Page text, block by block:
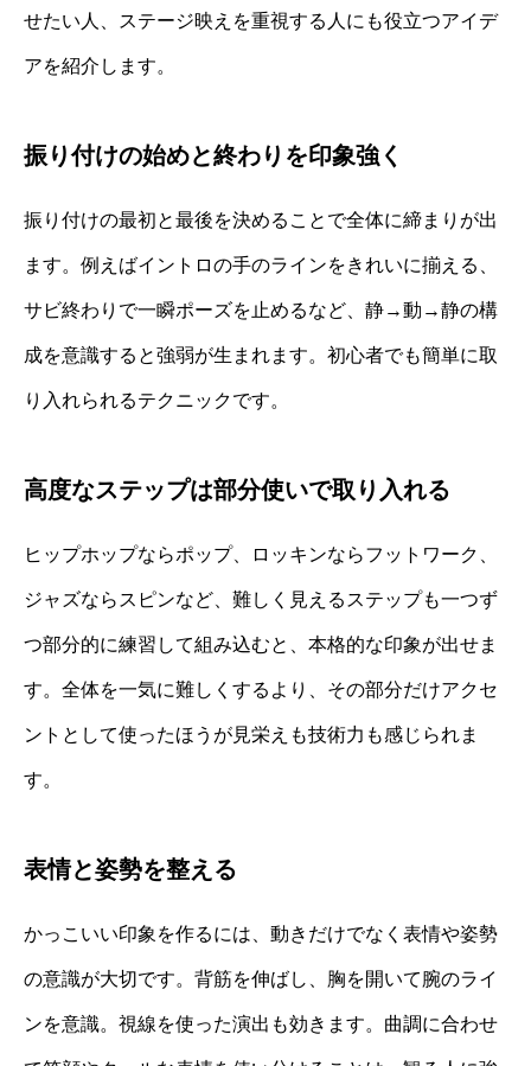
せたい人、ステージ映えを重視する人にも役立つアイデ
アを紹介します。
振り付けの始めと終わりを印象強く
振り付けの最初と最後を決めることで全体に締まりが出
ます。例えばイントロの手のラインをきれいに揃える、
サビ終わりで一瞬ポーズを止めるなど、静→動→静の構
成を意識すると強弱が生まれます。初心者でも簡単に取
り入れられるテクニックです。
高度なステップは部分使いで取り入れる
ヒップホップならポップ、ロッキンならフットワーク、
ジャズならスピンなど、難しく見えるステップも一つず
つ部分的に練習して組み込むと、本格的な印象が出せま
す。全体を一気に難しくするより、その部分だけアクセ
ントとして使ったほうが見栄えも技術力も感じられま
す。
表情と姿勢を整える
かっこいい印象を作るには、動きだけでなく表情や姿勢
の意識が大切です。背筋を伸ばし、胸を開いて腕のライ
ンを意識。視線を使った演出も効きます。曲調に合わせ